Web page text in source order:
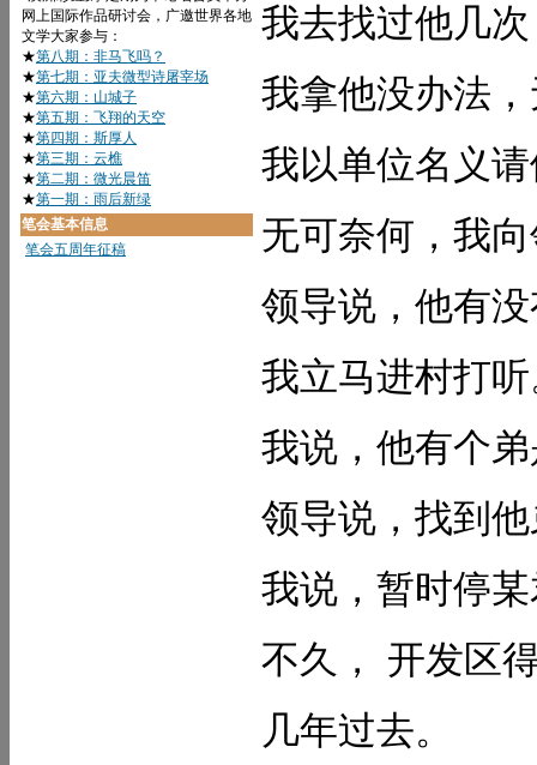
我去找过他几
我拿他没办法
我以单位名义
无可奈何，我
领导说，他有
我立马进村打
我说，他有个
领导说，找到
我说，暂时停
不久， 开发区
几年过去。